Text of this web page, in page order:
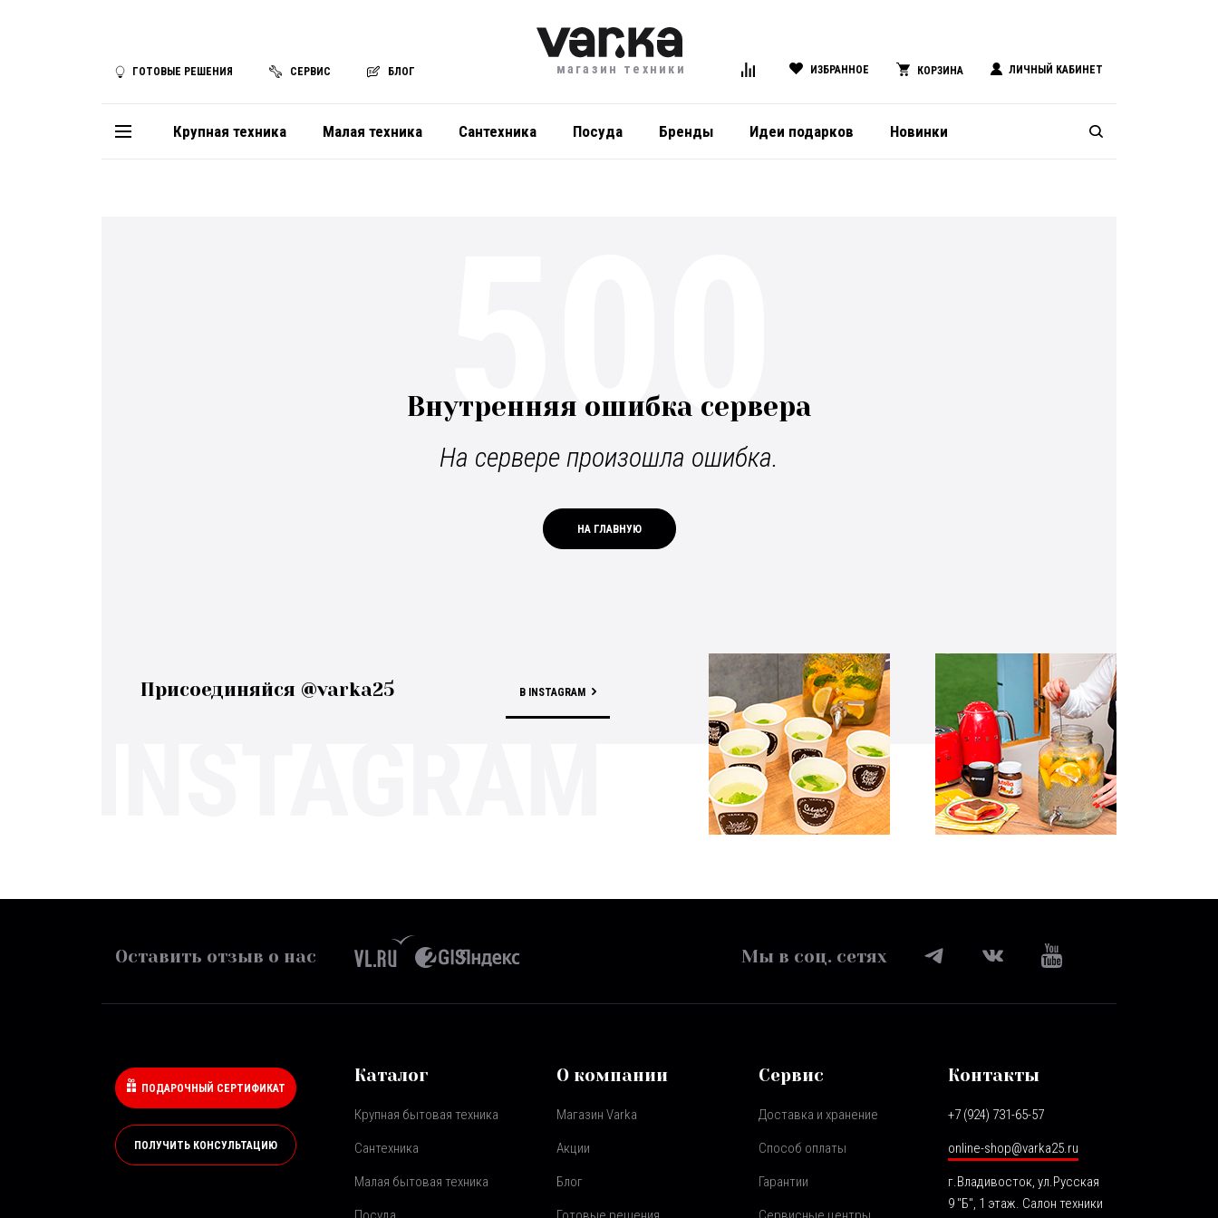
ГОТОВЫЕ РЕШЕНИЯ СЕРВИС БЛОГ магазин техники ИЗБРАННОЕ КОРЗИНА ЛИЧНЫЙ КАБИНЕТ
Крупная техника Малая техника Сантехника Посуда Бренды Идеи подарков Новинки
Внутренняя ошибка сервера
На сервере произошла ошибка.
НА ГЛАВНУЮ
500
Присоединяйся @varka25 В INSTAGRAM
Оставить отзыв о нас Мы в соц. сетях
ПОДАРОЧНЫЙ СЕРТИФИКАТ
ПОЛУЧИТЬ КОНСУЛЬТАЦИЮ
Каталог
Крупная бытовая техника
Сантехника
Малая бытовая техника
О компании
Магазин Varka
Акции
Блог
Сервис
Доставка и хранение
Способ оплаты
Гарантии
Контакты
+7 (924) 731-65-57
online-shop@varka25.ru
г.Владивосток, ул.Русская
9 "Б", 1 этаж. Салон техники